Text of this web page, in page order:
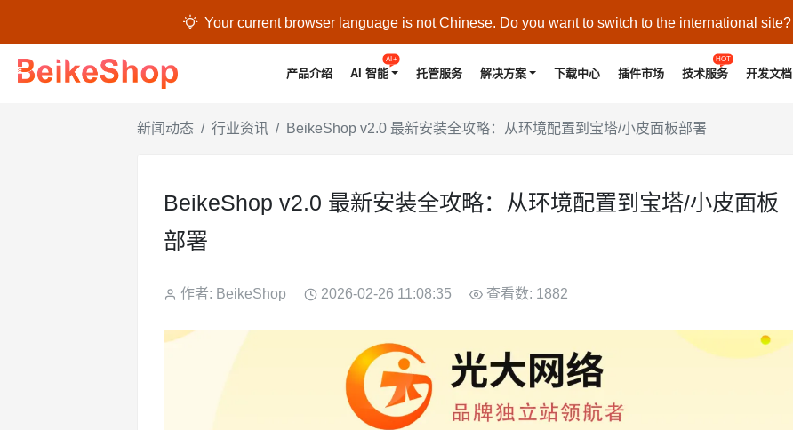
 Your current browser language is not Chinese. Do you want to switch to the international site?
产品介绍
AI+
AI 智能 托管服务 解决方案 下载中心 插件市场
HOT
技术服务 开发文档
新闻动态 行业资讯 BeikeShop v2.0 最新安装全攻略：从环境配置到宝塔/小皮面板部署
BeikeShop v2.0 最新安装全攻略：从环境配置到宝塔/小皮面板
部署
作者: BeikeShop 2026-02-26 11:08:35 查看数: 1882